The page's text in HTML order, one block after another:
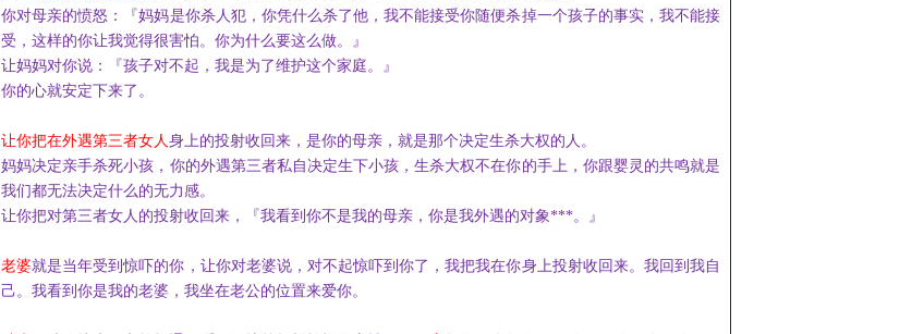
你对母亲的愤怒：
『妈妈是你杀人犯，你凭什么杀了他，我不能接受你随便杀掉一个孩子的事实，我不能接
受，这样的你让我觉得很害怕。 你为什么要这么做。』
让妈妈对你说：『孩子对不起， 我是为了维护这个家庭。
』
你的心就安定下来了。
让你把在外遇第三者女人身上的投射收回来 ， 是你的母亲，就是那个决定生杀大权的人 。
妈妈决定亲手杀死小孩， 你的外遇第三者私自决定生下小孩，生杀大权不在你的手上，你跟婴灵的共鸣就是
我们都无法决定什么的无力感。
让你把对第三者女人 的投射收回来， 『我看到你不是我的母亲，你是我外遇的对象***。』
老婆就是当年受到惊吓的你， 让你对老婆说，对不起惊吓到你了，我把我在你身上投射收回来。我回到我自
己。我看到你是我的老婆，我坐在老公的位置来爱你。